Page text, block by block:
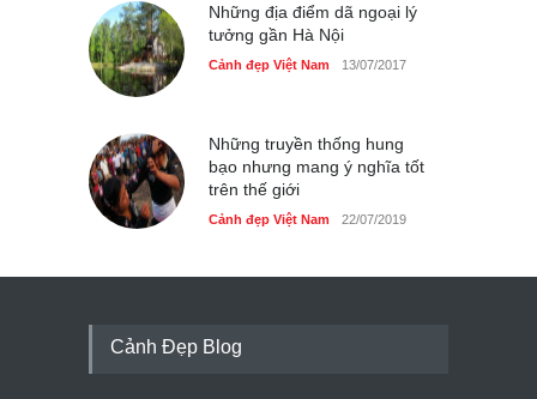
Những địa điểm dã ngoại lý
tưởng gần Hà Nội
Cảnh đẹp Việt Nam 13/07/2017
Những truyền thống hung
bạo nhưng mang ý nghĩa tốt
trên thế giới
Cảnh đẹp Việt Nam 22/07/2019
Cảnh Đẹp Blog